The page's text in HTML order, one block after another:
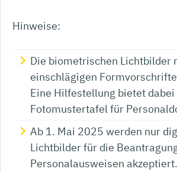
Hinweise:
Die biometrischen Lichtbilder
einschlägigen
Eine Hilfestellung bietet dabei
Fotomustertafel für
Ab 1. Mai 2025 werden nur
Lichtbilder für die
Personalausweisen